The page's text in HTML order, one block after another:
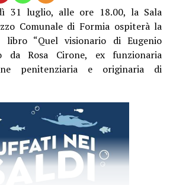
31 luglio, alle ore 18.00, la Sala
Comunale di Formia ospiterà la
libro “Quel visionario di Eugenio
da Rosa Cirone, ex funzionaria
penitenziaria e originaria di